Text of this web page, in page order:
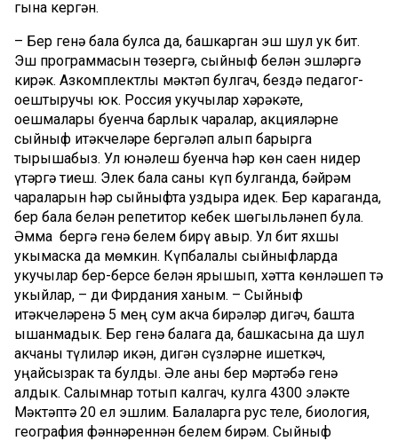
гына кергән.
– Бер генә бала булса да, башкарган эш шул ук бит.
Эш программасын төзергә, сыйныф белән эшләргә
кирәк. Азкомплектлы мәктәп булгач, бездә педагог-
оештыручы юк. Россия укучылар хәрәкәте,
оешмалары буенча барлык чаралар, акцияләрне
сыйныф җитәкчеләре бергәләп алып барырга
тырышабыз. Ул юнәлеш буенча һәр көн саен нидер
үтәргә тиеш. Элек бала саны күп булганда, бәйрәм
чараларын һәр сыйныфта уздыра идек. Бер караганда,
бер бала белән репетитор кебек шөгыльләнеп була.
Әмма бергә генә белем бирү авыр. Ул бит яхшы
укымаска да мөмкин. Күпбалалы сыйныфларда
укучылар бер-берсе белән ярышып, хәтта көнләшеп тә
укыйлар, – ди Фирдания ханым. – Сыйныф
җитәкчеләренә 5 мең сум акча бирәләр дигәч, башта
ышанмадык. Бер генә балага да, башкасына да шул
акчаны түлиләр икән, дигән сүзләрне ишеткәч,
уңайсызрак та булды. Әле аны бер мәртәбә генә
алдык. Салымнар тотып калгач, кулга 4300 эләкте
Мәктәптә 20 ел эшлим. Балаларга рус теле, биология,
география фәннәреннән белем бирәм. Сыйныф